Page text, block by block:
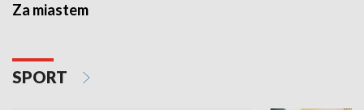
Za miastem
SPORT